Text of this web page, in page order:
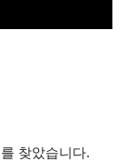
찾았습니다.